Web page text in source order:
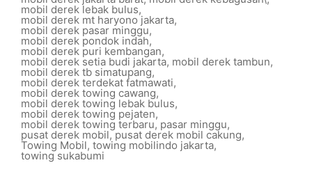
mobil derek lebak bulus,
mobil derek mt haryono jakarta,
mobil derek pasar minggu,
mobil derek pondok indah,
mobil derek puri kembangan,
mobil derek setia budi jakarta, mobil derek tambun,
mobil derek tb simatupang,
mobil derek terdekat fatmawati,
mobil derek towing cawang,
mobil derek towing lebak bulus,
mobil derek towing pejaten,
mobil derek towing terbaru, pasar minggu,
pusat derek mobil,pusat derek mobil cakung,
Towing Mobil, towing mobilindo jakarta,
towing sukabumi